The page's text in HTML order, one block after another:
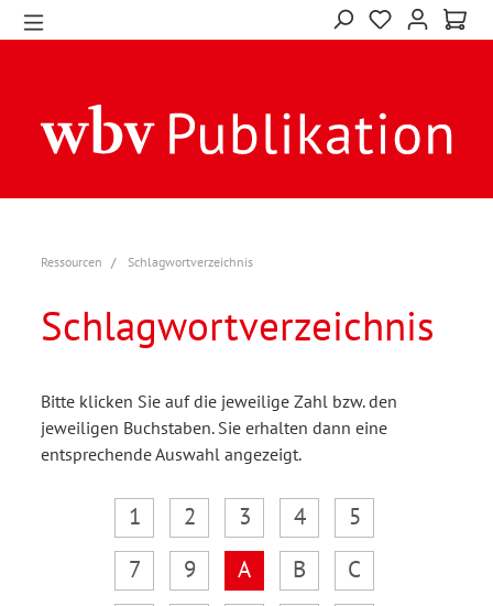
Ressourcen Schlagwortverzeichnis
Schlagwortverzeichnis
Bitte klicken Sie auf die jeweilige Zahl bzw. den
jeweiligen Buchstaben. Sie erhalten dann eine
entsprechende Auswahl angezeigt.
1 2 3 4
5
7
9 A B
C